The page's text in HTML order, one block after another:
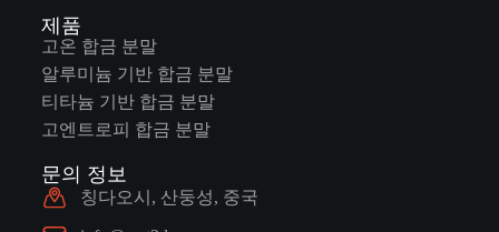
제품
고온 합금 분말
알루미늄 기반 합금 분말
티타늄 기반 합금 분말
고엔트로피 합금 분말
문의 정보
칭다오시, 산둥성, 중국